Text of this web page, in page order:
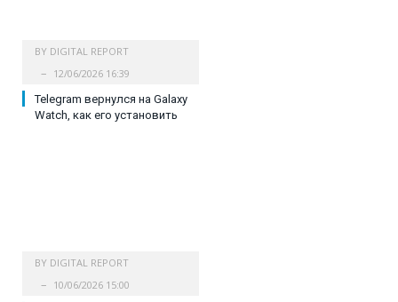
BY DIGITAL REPORT
12/06/2026 16:39
Telegram вернулся на Galaxy
Watch, как его установить
BY DIGITAL REPORT
10/06/2026 15:00